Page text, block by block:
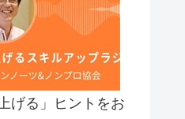
げる」ヒントをお